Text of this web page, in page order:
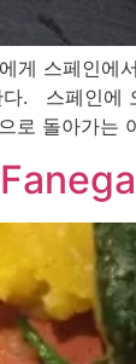
스페인에
. 스페인에
로 돌아가